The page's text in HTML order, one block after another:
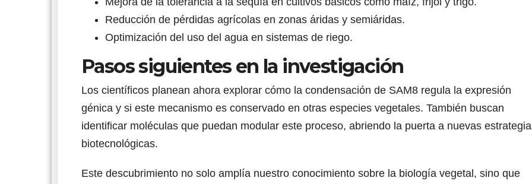
Reducción de pérdidas agrícolas en zonas áridas y semiáridas.
Optimización del uso del agua en sistemas de riego.
Pasos siguientes en la investigación
Los científicos planean ahora explorar cómo la condensación de SAM8 regula la expresión
génica y si este mecanismo es conservado en otras especies vegetales. También buscan
identificar moléculas que puedan modular este proceso, abriendo la puerta a nuevas
biotecnológicas.
Este descubrimiento no solo amplía nuestro conocimiento sobre la biología vegetal, sino que